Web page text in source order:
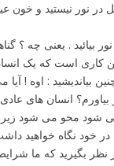
در نور نیستید و
بیائید . یعنی چه ؟
کاری است که یک
بیاندیشید : اوه !
بیاورم؟ انسان های
شود محو می شود
در خود نگاه خواهید
بگیرید که ما شرایط